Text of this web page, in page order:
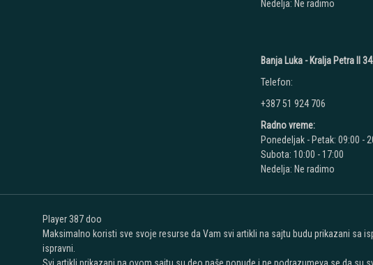
Nedelja: Ne radimo
Banja Luka - Kralja Petra II
Telefon:
+387 51 924 706
Radno vreme:
Ponedeljak - Petak: 09:00 -
Subota: 10:00 - 17:00
Nedelja: Ne radimo
Player 387 doo
Maksimalno koristi sve svoje resurse da Vam svi artikli na sajtu budu prikazani
ispravni.